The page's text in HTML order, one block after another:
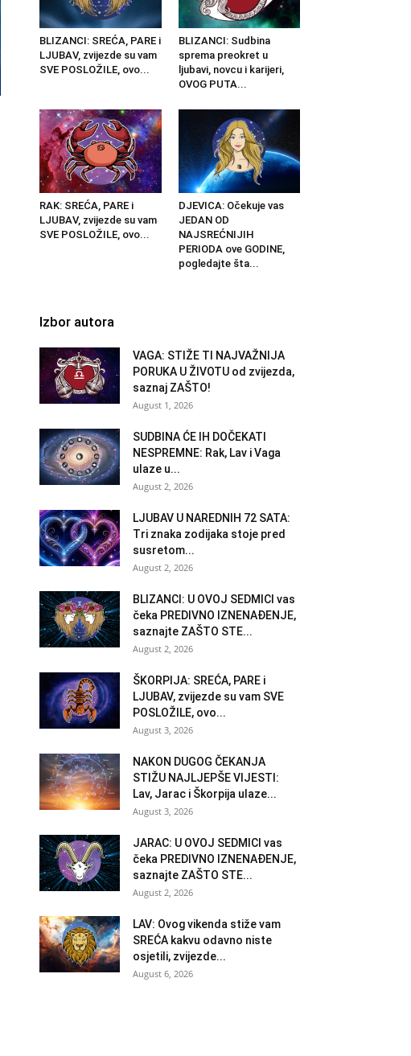
BLIZANCI: SREĆA, PARE i
LJUBAV, zvijezde su vam
SVE POSLOŽILE, ovo...
BLIZANCI: Sudbina
sprema preokret u
ljubavi, novcu i karijeri,
OVOG PUTA...
RAK: SREĆA, PARE i
LJUBAV, zvijezde su vam
SVE POSLOŽILE, ovo...
DJEVICA: Očekuje vas
JEDAN OD
NAJSREĆNIJIH
PERIODA ove GODINE,
pogledajte šta...
Izbor autora
VAGA: STIŽE TI NAJVAŽNIJA
PORUKA U ŽIVOTU od zvijezda,
saznaj ZAŠTO!
August 1, 2026
SUDBINA ĆE IH DOČEKATI
NESPREMNE: Rak, Lav i Vaga
ulaze u...
August 2, 2026
LJUBAV U NAREDNIH 72 SATA:
Tri znaka zodijaka stoje pred
susretom...
August 2, 2026
BLIZANCI: U OVOJ SEDMICI vas
čeka PREDIVNO IZNENAĐENJE,
saznajte ZAŠTO STE...
August 2, 2026
ŠKORPIJA: SREĆA, PARE i
LJUBAV, zvijezde su vam SVE
POSLOŽILE, ovo...
August 3, 2026
NAKON DUGOG ČEKANJA
STIŽU NAJLJEPŠE VIJESTI:
Lav, Jarac i Škorpija ulaze...
August 3, 2026
JARAC: U OVOJ SEDMICI vas
čeka PREDIVNO IZNENAĐENJE,
saznajte ZAŠTO STE...
August 2, 2026
LAV: Ovog vikenda stiže vam
SREĆA kakvu odavno niste
osjetili, zvijezde...
August 6, 2026